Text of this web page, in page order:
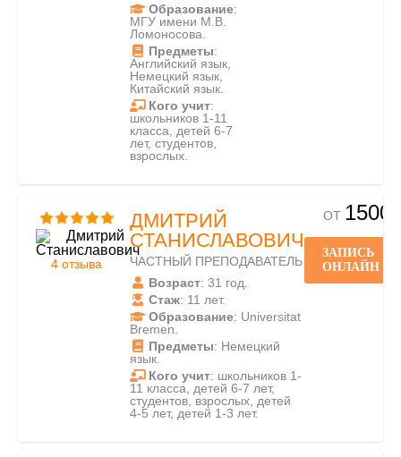
Образование:
МГУ имени М.В.
Ломоносова.
Предметы:
Английский язык,
Немецкий язык,
Китайский язык.
Кого учит:
школьников 1-11
класса, детей 6-7
лет, студентов,
взрослых.
4 отзыва
ДМИТРИЙ
СТАНИСЛАВОВИЧ
ЧАСТНЫЙ ПРЕПОДАВАТЕЛЬ
Возраст: 31 год.
Стаж: 11 лет.
Образование: Universitat
Bremen.
Предметы: Немецкий
язык.
Кого учит: школьников 1-
11 класса, детей 6-7 лет,
студентов, взрослых, детей
4-5 лет, детей 1-3 лет.
ОТ 1500
ЗАПИСЬ
ОНЛАЙН